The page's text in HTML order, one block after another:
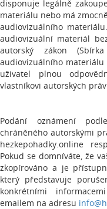
disponuje legálně
materiálu nebo má
audiovizuálního
audiovizuální materiál
autorský zákon
audiovizuálního
uživatel plnou
vlastníkovi autorských
Podání oznámení
chráněného autorskými
hezkepohadky.online
Pokud se domníváte, že
zkopírováno a je
který představuje
konkrétními
emailem na adresu